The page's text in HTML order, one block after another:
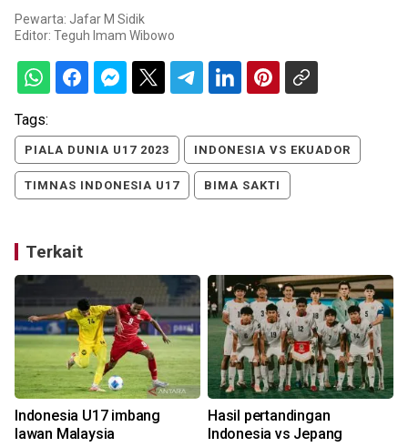
Pewarta: Jafar M Sidik
Editor: Teguh Imam Wibowo
Tags:
PIALA DUNIA U17 2023 INDONESIA VS EKUADOR
TIMNAS INDONESIA U17 BIMA SAKTI
Terkait
Indonesia U17 imbang
lawan Malaysia
Hasil pertandingan
Indonesia vs Jepang